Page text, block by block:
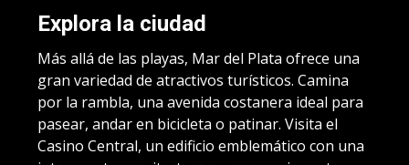
Explora la ciudad
Más allá de las playas, Mar del Plata ofrece una
gran variedad de atractivos turísticos. Camina
por la rambla, una avenida costanera ideal para
pasear, andar en bicicleta o patinar. Visita el
Casino Central, un edificio emblemático con una